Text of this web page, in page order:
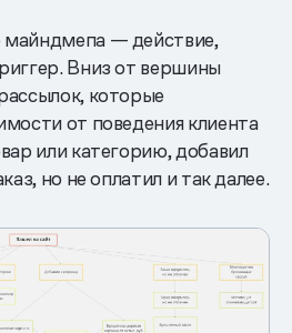
— действие,
Вниз от вершины
которые
от поведения клиента
или категорию, добавил
но не оплатил и так далее.